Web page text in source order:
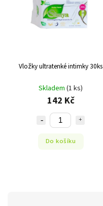
Abecedně
Vložky ultratenké intimky 30ks
Skladem (1 ks)
142 Kč
Do košíku